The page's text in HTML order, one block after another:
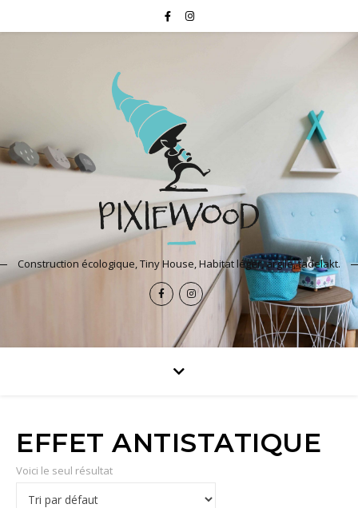
Construction écologique, Tiny House, Habitat léger, argile, tadelakt.
EFFET ANTISTATIQUE
Voici le seul résultat